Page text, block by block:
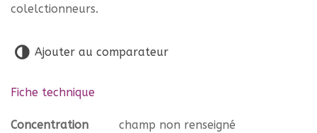
colelctionneurs.
Ajouter au comparateur
Fiche technique
Concentration
champ non renseigné